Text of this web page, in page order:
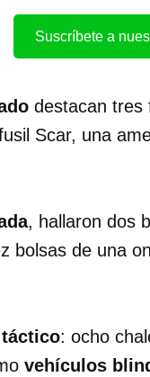
Suscríbete a
destacan tres
Scar, una
, hallaron dos
bolsas de una
: ocho
vehículos